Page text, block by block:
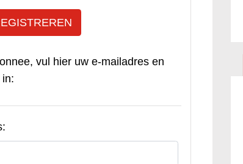
vul hier uw e-mailadres en